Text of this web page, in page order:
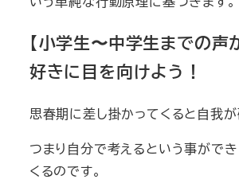
【小学生〜中学生までの声
好きに目を向けよう！
思春期に差し掛かってくると自我が
つまり自分で考えるという事がで
くるのです。